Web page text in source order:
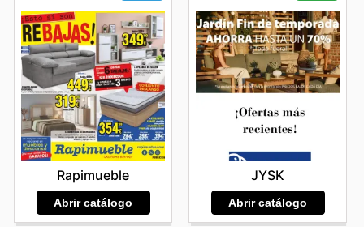
online, y a suscribirse para recibir actualizaciones sobre
nuevas colecciones y descuentos por tiempo limitado.
Find your favorite brands at muy mucho—explore their
online deals today.
Rapimueble
Abrir catálogo
JYSK
Abrir catálogo